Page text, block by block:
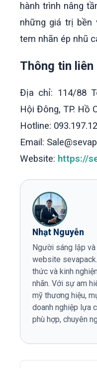
hành trình nâng
những giá trị bền
tem nhãn ép nhũ
Thông tin liên
Địa chỉ: 114/88
Hội Đông, TP. Hồ
Hotline:
Email:
Website: https://
Nhạt Nguyễn
Người sáng lập
website
thức và kinh
nhãn. Với sự am
mỹ thương hiệu,
doanh nghiệp lựa
phù hợp, chuyên